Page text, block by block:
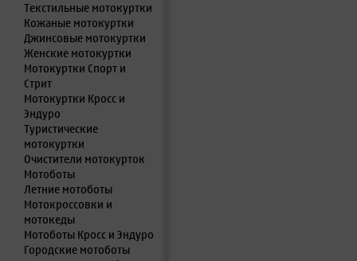
Текстильные мотокуртки
Кожаные мотокуртки
Джинсовые мотокуртки
Женские мотокуртки
Мотокуртки Спорт и
Стрит
Мотокуртки Кросс и
Эндуро
Туристические
мотокуртки
Очистители мотокурток
Мотоботы
Летние мотоботы
Мотокроссовки и
мотокеды
Мотоботы Кросс и Эндуро
Городские мотоботы